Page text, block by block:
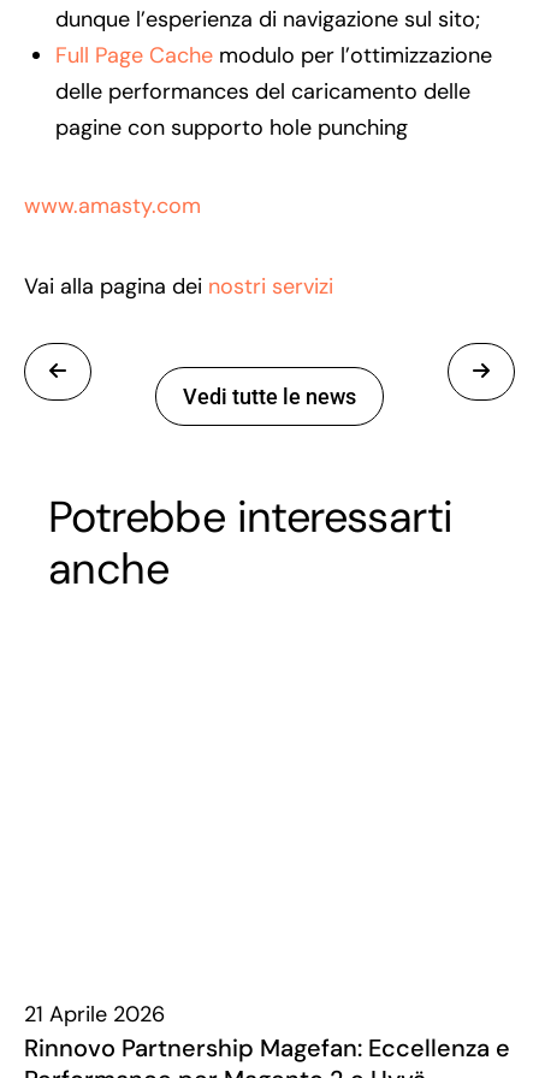
dunque l’esperienza di navigazione sul sito;
Full Page Cache modulo per l’ottimizzazione
delle performances del caricamento delle
pagine con supporto hole punching
www.amasty.com
Vai alla pagina dei nostri servizi
Vedi tutte le news
Potrebbe interessarti
anche
21 Aprile 2026
Rinnovo Partnership Magefan: Eccellenza e